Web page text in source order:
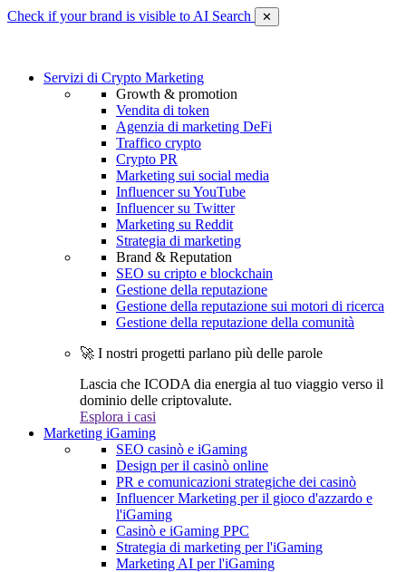
Check if your brand is visible to AI Search ✕
Servizi di Crypto Marketing
Growth & promotion
Vendita di token
Agenzia di marketing DeFi
Traffico crypto
Crypto PR
Marketing sui social media
Influencer su YouTube
Influencer su Twitter
Marketing su Reddit
Strategia di marketing
Brand & Reputation
SEO su cripto e blockchain
Gestione della reputazione
Gestione della reputazione sui motori di ricerca
Gestione della reputazione della comunità
🚀 I nostri progetti parlano più delle parole
Lascia che ICODA dia energia al tuo viaggio verso il
dominio delle criptovalute.
Esplora i casi
Marketing iGaming
SEO casinò e iGaming
Design per il casinò online
PR e comunicazioni strategiche dei casinò
Influencer Marketing per il gioco d'azzardo e
l'iGaming
Casinò e iGaming PPC
Strategia di marketing per l'iGaming
Marketing AI per l'iGaming